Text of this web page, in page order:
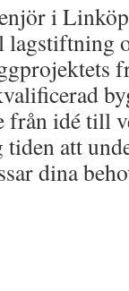
i
från idé till
att
dina